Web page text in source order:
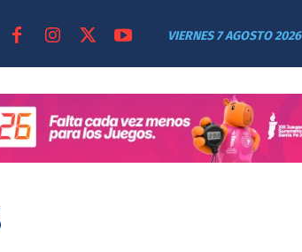
VIERNES 7 AGOSTO 2026